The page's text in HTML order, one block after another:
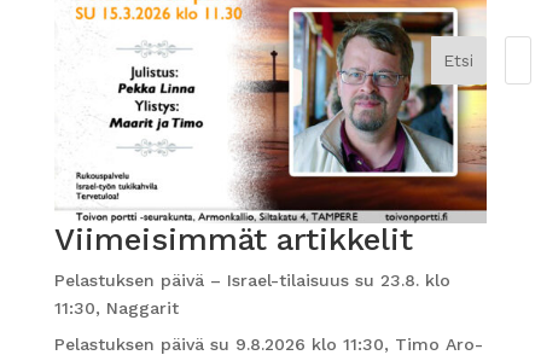
Etsi
Viimeisimmät artikkelit
Pelastuksen päivä – Israel-tilaisuus su 23.8. klo
11:30, Naggarit
Pelastuksen päivä su 9.8.2026 klo 11:30, Timo Aro-